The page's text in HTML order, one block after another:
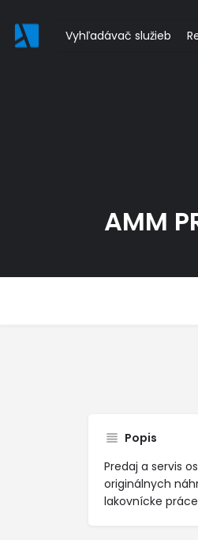
Vyhľadávač služieb
AMM
Popis
Predaj a servis
originálnych
lakovnícke